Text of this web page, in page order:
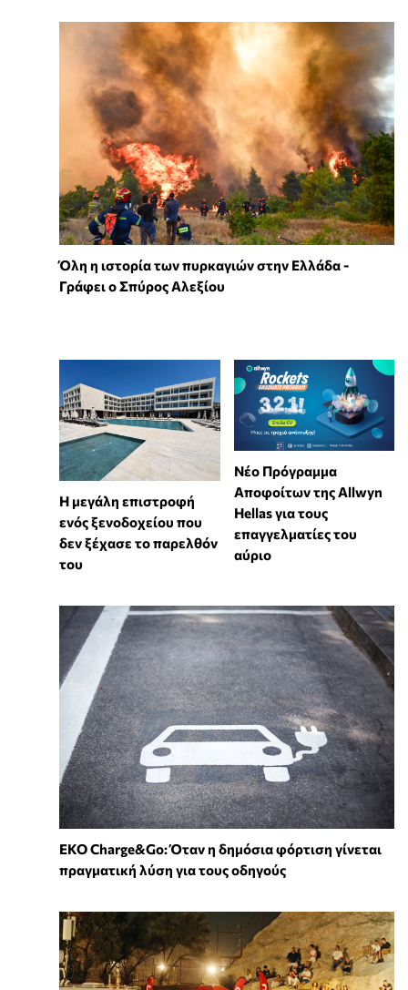
Όλη η ιστορία των πυρκαγιών στην Ελλάδα -
Γράφει ο Σπύρος Αλεξίου
Η μεγάλη επιστροφή
ενός ξενοδοχείου που
δεν ξέχασε το παρελθόν
του
Νέο Πρόγραμμα
Αποφοίτων της Allwyn
Hellas για τους
επαγγελματίες του
αύριο
EKO Charge&Go: Όταν η δημόσια φόρτιση γίνεται
πραγματική λύση για τους οδηγούς